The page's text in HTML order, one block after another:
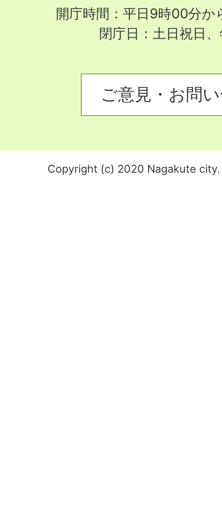
開庁時間：平日9時00分
閉庁日：土日祝日
ご意見・お問
Copyright (c) 2020 Nagakute